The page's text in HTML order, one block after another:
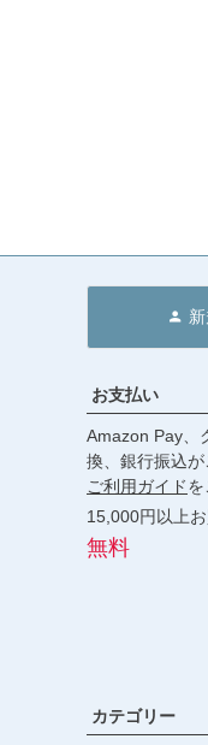
お支払い
Amazon Pay、
換、銀行振込
ご利用ガイドを
15,000円以上
無料
カテゴリー